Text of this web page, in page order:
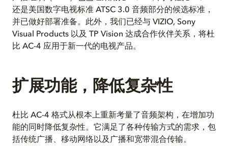
还是美国数字电视标准 ATSC 3.0 音频部分的候选标准，
并已做好部署准备。此外，我们已经与 VIZIO, Sony
Visual Products 以及 TP Vision 达成合作伙伴关系，将杜
比 AC-4 应用于新一代的电视产品。
扩展功能，降低复杂性
杜比 AC-4 格式从根本上重新考量了音频架构，在增加功
能的同时降低复杂性。它满足了各种传输方式的需求，包
括传统广播、移动网络以及广播和宽带混合传输。